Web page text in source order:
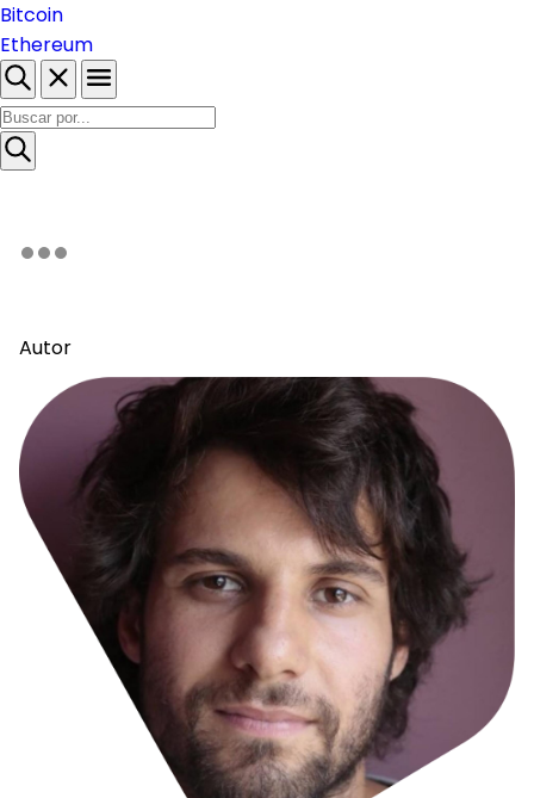
Bitcoin
Ethereum
Autor